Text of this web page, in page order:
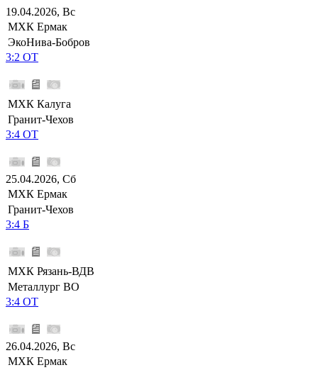
19.04.2026, Вс
МХК Ермак
ЭкоНива-Бобров
3:2 ОТ
МХК Калуга
Гранит-Чехов
3:4 ОТ
25.04.2026, Сб
МХК Ермак
Гранит-Чехов
3:4 Б
МХК Рязань-ВДВ
Металлург ВО
3:4 ОТ
26.04.2026, Вс
МХК Ермак